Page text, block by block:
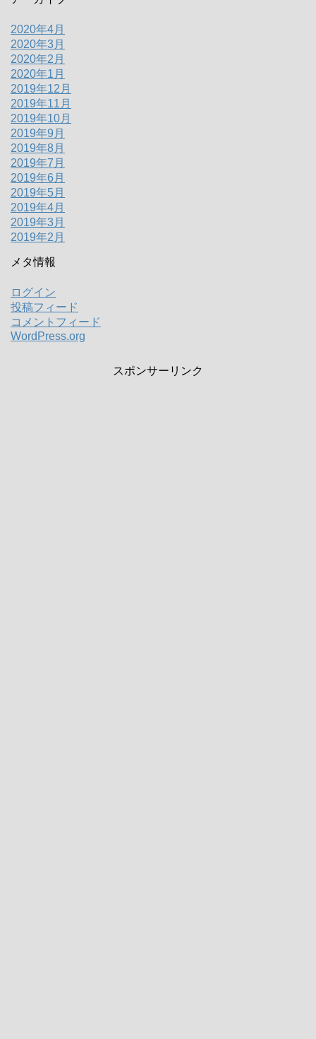
2020年4月
2020年3月
2020年2月
2020年1月
2019年12月
2019年11月
2019年10月
2019年9月
2019年8月
2019年7月
2019年6月
2019年5月
2019年4月
2019年3月
2019年2月
メタ情報
ログイン
投稿フィード
コメントフィード
WordPress.org
スポンサーリンク